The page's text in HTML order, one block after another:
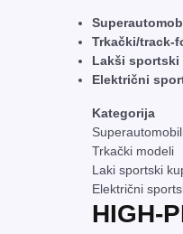
Trkački/track-
Lakši sportski
Električni
Kategorija
Trkački modeli
Laki sportski
Električni
HIGH-